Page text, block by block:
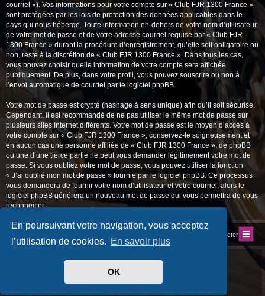
En poursuivant votre navigation, vous acceptez
l’utilisation de cookies. En savoir plus
OK
courriel »). Vos informations pour votre compte sur « Club FJR 1300 France »
sont protégées par les lois de protection des données applicables dans le
pays qui nous héberge. Toute information en-dehors de votre nom d’utilisateur,
de votre mot de passe et de votre adresse courriel requise par « Club FJR
1300 France » durant la procédure d’enregistrement, qu’elle soit obligatoire ou
non, reste à la discrétion de « Club FJR 1300 France ». Dans tous les cas,
vous pouvez choisir quelle information de votre compte sera affichée
publiquement. De plus, dans votre profil, vous pouvez souscrire ou non à
l’envoi automatique de courriel par le logiciel phpBB.
Votre mot de passe est crypté (hashage à sens unique) afin qu’il soit sécurisé.
Cependant, il est recommandé de ne pas utiliser le même mot de passe sur
plusieurs sites Internet différents. Votre mot de passe est le moyen d’accès à
votre compte sur « Club FJR 1300 France », conservez-le soigneusement et
en aucun cas une personne affiliée de « Club FJR 1300 France », de phpBB
ou une d’une tierce partie ne peut vous demander légitimement votre mot de
passe. Si vous oubliez votre mot de passe, vous pouvez utiliser la fonction
« J’ai oublié mon mot de passe » fournie par le logiciel phpBB. Ce processus
vous demandera de fournir votre nom d’utilisateur et votre courriel, alors le
logiciel phpBB générera un nouveau mot de passe qui vous permettra de vous
reconnecter.
Nous contacter
Drapeaux des Pays par Sylver35» V 1.6.0